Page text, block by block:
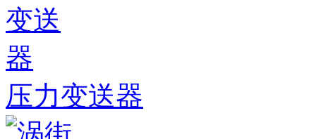
压力变送器